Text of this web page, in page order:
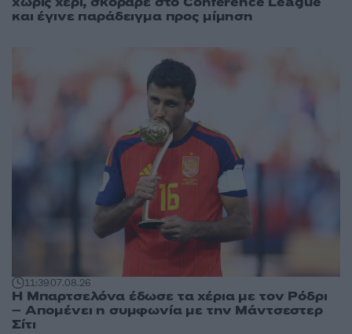
και έγινε παράδειγμα προς μίμηση
11:3907.08.26
Η Μπαρτσελόνα έδωσε τα χέρια με τον Ρόδρι
– Απομένει η συμφωνία με την Μάντσεστερ
Σίτι